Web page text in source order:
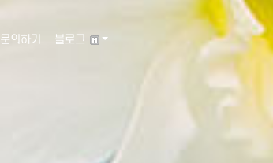
문의하기 블로그